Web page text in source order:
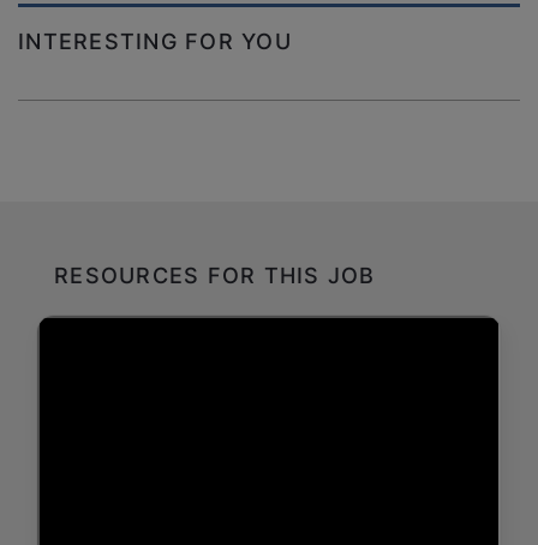
INTERESTING FOR YOU
RESOURCES FOR THIS JOB